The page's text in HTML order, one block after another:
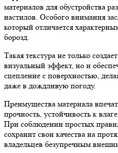
материалов для обустройства
настилов. Особого внимания
который отличается
борозд.
Такая текстура не только
визуальный эффект, но и
сцепление с поверхностью,
даже в дождливую погоду.
Преимущества материала
прочность, устойчивость к
При соблюдении простых
сохранит свои качества на
владельцев безупречным